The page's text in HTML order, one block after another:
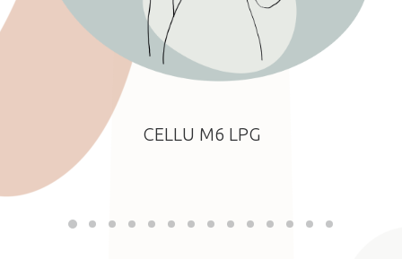
CELLU M6 LPG